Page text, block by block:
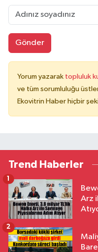
Gönder
Yorum yazarak topluluk
ve tüm sorumluluğu
Ekovitrin Haber hiçbir
Trend Haberler
Arz
1
2